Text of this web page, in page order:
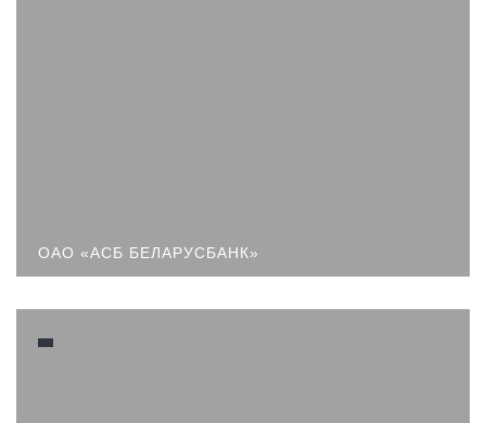
ОАО «АСБ БЕЛАРУСБАНК»